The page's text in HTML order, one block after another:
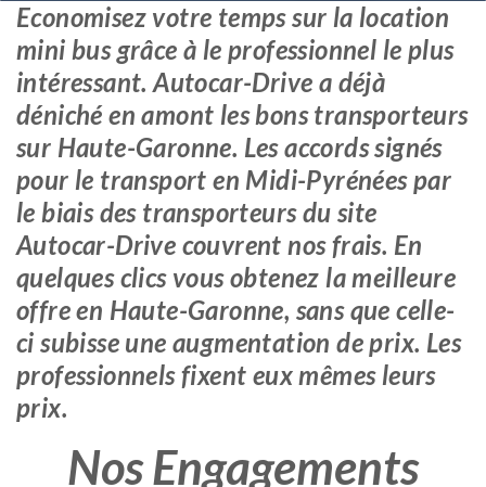
Economisez votre temps sur la location
mini bus grâce à le professionnel le plus
intéressant. Autocar-Drive a déjà
déniché en amont les bons transporteurs
sur Haute-Garonne. Les accords signés
pour le transport en Midi-Pyrénées par
le biais des transporteurs du site
Autocar-Drive couvrent nos frais. En
quelques clics vous obtenez la meilleure
offre en Haute-Garonne, sans que celle-
ci subisse une augmentation de prix. Les
professionnels fixent eux mêmes leurs
prix.
Nos Engagements